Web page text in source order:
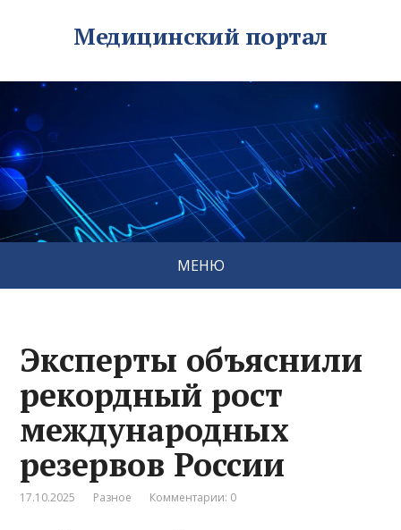
Медицинский портал
МЕНЮ
Эксперты объяснили
рекордный рост
международных
резервов России
17.10.2025 Разное Комментарии: 0